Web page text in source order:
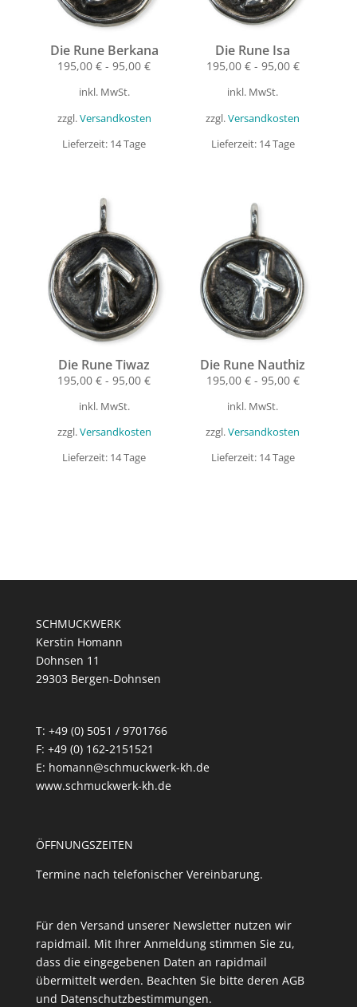
Die Rune Berkana
195,00€ -95,00€
inkl. MwSt.
zzgl.Versandkosten
Lieferzeit: 14 Tage
Die Rune Isa
195,00 €- 95,00 €
inkl. MwSt.
zzgl.Versandkosten
Lieferzeit: 14 Tage
Die Rune Tiwaz
195,00€ -95,00€
inkl. MwSt.
zzgl.Versandkosten
Lieferzeit: 14 Tage
Die Rune Nauthiz
195,00 €- 95,00 €
inkl. MwSt.
zzgl.Versandkosten
Lieferzeit: 14 Tage
SCHMUCKWERK
Kerstin Homann
Dohnsen 11
29303 Bergen-Dohnsen
T: +49 (0) 5051 / 9701766
F: +49 (0) 162-2151521
E: homann@schmuckwerk-kh.de
www.schmuckwerk-kh.de
ÖFFNUNGSZEITEN
Termine nach telefonischer Vereinbarung.
Für den Versand unserer Newsletter nutzen wir
rapidmail. Mit Ihrer Anmeldung stimmen Sie zu,
dass die eingegebenen Daten an rapidmail
übermittelt werden. Beachten Sie bitte deren AGB
und Datenschutzbestimmungen.